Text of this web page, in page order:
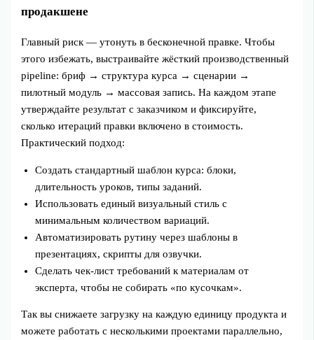
продакшене
Главный риск — утонуть в бесконечной правке. Чтобы
этого избежать, выстраивайте жёсткий производственный
pipeline: бриф → структура курса → сценарии →
пилотный модуль → массовая запись. На каждом этапе
утверждайте результат с заказчиком и фиксируйте,
сколько итераций правки включено в стоимость.
Практический подход:
Создать стандартный шаблон курса: блоки,
длительность уроков, типы заданий.
Использовать единый визуальный стиль с
минимальным количеством вариаций.
Автоматизировать рутину через шаблоны в
презентациях, скрипты для озвучки.
Сделать чек‑лист требований к материалам от
эксперта, чтобы не собирать «по кусочкам».
Так вы снижаете загрузку на каждую единицу продукта и
можете работать с несколькими проектами параллельно,